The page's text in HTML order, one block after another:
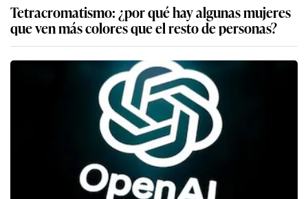
Tetracromatismo: ¿por qué hay algunas mujeres
que ven más colores que el resto de personas?